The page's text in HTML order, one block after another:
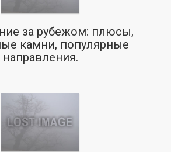
за рубежом: плюсы,
камни, популярные
направления.